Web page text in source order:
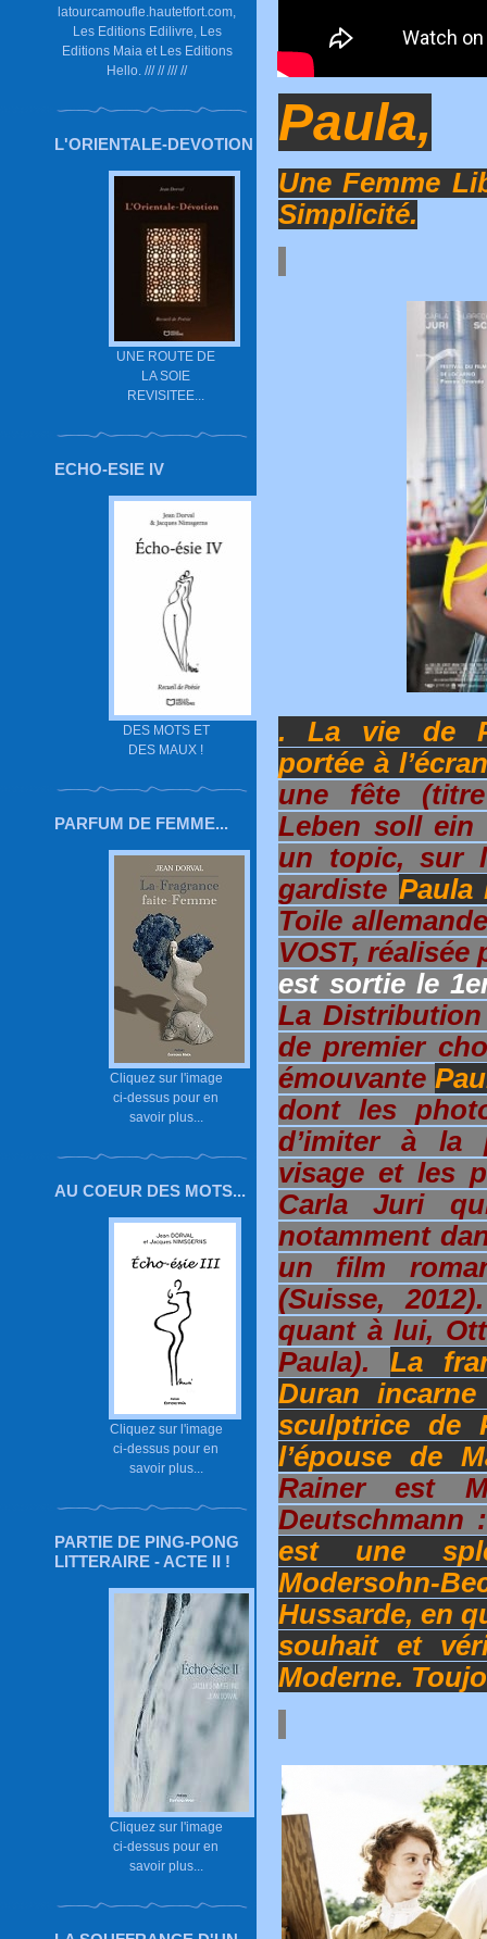
latourcamoufle.hautetfort.com,
Les Editions Edilivre, Les
Editions Maia et Les Editions
Hello. /// // /// //
L'ORIENTALE-DEVOTION
UNE ROUTE DE
LA SOIE
REVISITEE...
ECHO-ESIE IV
DES MOTS ET
DES MAUX !
PARFUM DE FEMME...
Cliquez sur l'image
ci-dessus pour en
savoir plus...
AU COEUR DES MOTS...
Cliquez sur l'image
ci-dessus pour en
savoir plus...
PARTIE DE PING-PONG
LITTERAIRE - ACTE II !
Cliquez sur l'image
ci-dessus pour en
savoir plus...
Paula,
Une Femme
Simplicité.
. La vie de
portée à
une fête
Leben soll ein
un topic, sur
gardiste Paula
Toile
VOST, réalisée
est sortie le
La
de premier
émouvante
dont les
d’imiter à la
visage et les
Carla Juri
notamment
un film
(Suisse,
quant à lui,
Paula). La
Duran
sculptrice de
l’épouse de
Rainer est
Deutschmann
est une
Modersohn-
Hussarde, en
souhait et
Moderne.